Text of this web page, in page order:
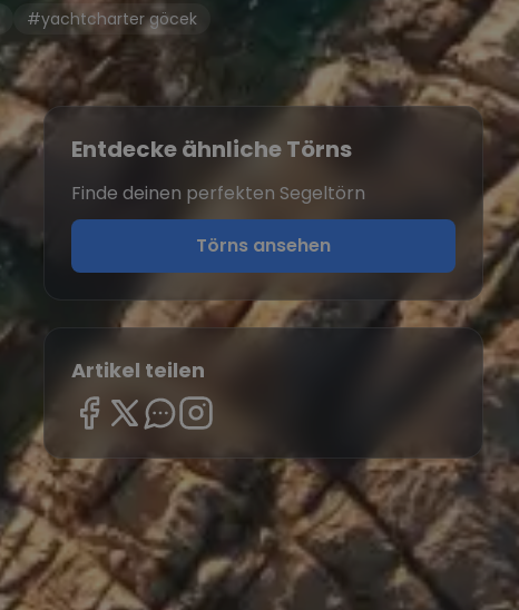
#yachtcharter göcek
Entdecke ähnliche Törns
Finde deinen perfekten Segeltörn
Törns ansehen
Artikel teilen